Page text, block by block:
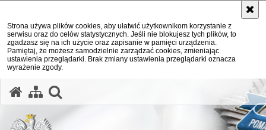
Strona używa plików cookies, aby ułatwić użytkownikom korzystanie z
serwisu oraz do celów statystycznych. Jeśli nie blokujesz tych plików, to
zgadzasz się na ich użycie oraz zapisanie w pamięci urządzenia.
Pamiętaj, że możesz samodzielnie zarządzać cookies, zmieniając
ustawienia przeglądarki. Brak zmiany ustawienia przeglądarki oznacza
wyrażenie zgody.